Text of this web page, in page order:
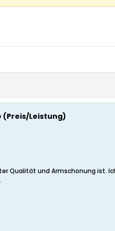
(Preis/Leistung)
Qualität und Armschonung ist.